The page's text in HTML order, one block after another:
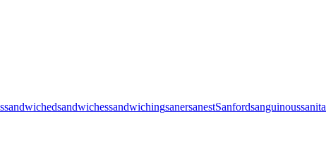
sandwichedsandwichessandwichingsanersanestSanfordsanguinous